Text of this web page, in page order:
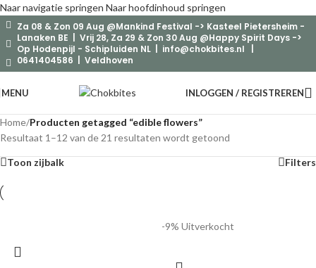
Naar navigatie springen Naar hoofdinhoud springen
Za 08 & Zon 09 Aug @Mankind Festival -> Kasteel Pietersheim -
Lanaken BE | Vrij 28, Za 29 & Zon 30 Aug @Happy Spirit Days ->
Op Hodenpijl - Schipluiden NL | info@chokbites.nl
0641404586 | Veldhoven
MENU INLOGGEN / REGISTREREN
Home/Producten getagged “edible flowers”
Resultaat 1–12 van de 21 resultaten wordt getoond
Toon zijbalk Filters
-9% Uitverkocht